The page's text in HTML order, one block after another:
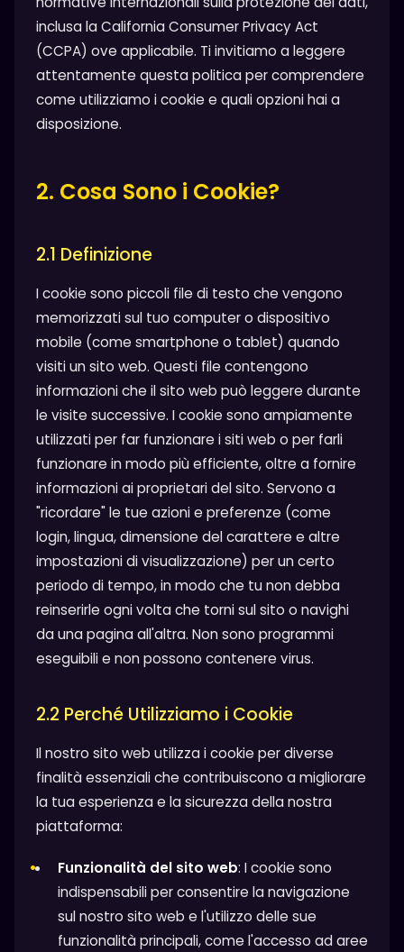
inclusa la California Consumer Privacy Act
(CCPA) ove applicabile. Ti invitiamo a leggere
attentamente questa politica per comprendere
come utilizziamo i cookie e quali opzioni hai a
disposizione.
2. Cosa Sono i Cookie?
2.1 Definizione
I cookie sono piccoli file di testo che vengono
memorizzati sul tuo computer o dispositivo
mobile (come smartphone o tablet) quando
visiti un sito web. Questi file contengono
informazioni che il sito web può leggere durante
le visite successive. I cookie sono ampiamente
utilizzati per far funzionare i siti web o per farli
funzionare in modo più efficiente, oltre a fornire
informazioni ai proprietari del sito. Servono a
"ricordare" le tue azioni e preferenze (come
login, lingua, dimensione del carattere e altre
impostazioni di visualizzazione) per un certo
periodo di tempo, in modo che tu non debba
reinserirle ogni volta che torni sul sito o navighi
da una pagina all'altra. Non sono programmi
eseguibili e non possono contenere virus.
2.2 Perché Utilizziamo i Cookie
Il nostro sito web utilizza i cookie per diverse
finalità essenziali che contribuiscono a migliorare
la tua esperienza e la sicurezza della nostra
piattaforma:
Funzionalità del sito web: I cookie sono
indispensabili per consentire la navigazione
sul nostro sito web e l'utilizzo delle sue
funzionalità principali, come l'accesso ad aree